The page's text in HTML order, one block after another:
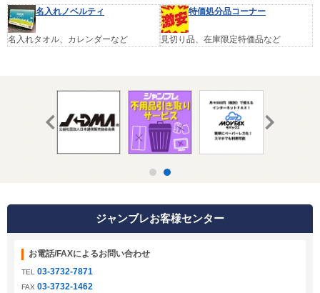
名入れノベルティ
名入れタオル、カレンダーなど
特価処分品コーナー
見切り品、在庫限定特価品など
ジャンブレお客様センター
お電話/FAXによるお問い合わせ
TEL 03-3732-7871
FAX 03-3732-1462